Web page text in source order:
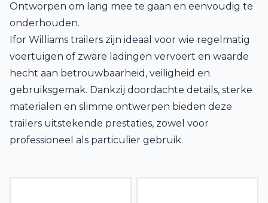
Ontworpen om lang mee te gaan en eenvoudig te
onderhouden.
Ifor Williams trailers zijn ideaal voor wie regelmatig
voertuigen of zware ladingen vervoert en waarde
hecht aan betrouwbaarheid, veiligheid en
gebruiksgemak. Dankzij doordachte details, sterke
materialen en slimme ontwerpen bieden deze
trailers uitstekende prestaties, zowel voor
professioneel als particulier gebruik.